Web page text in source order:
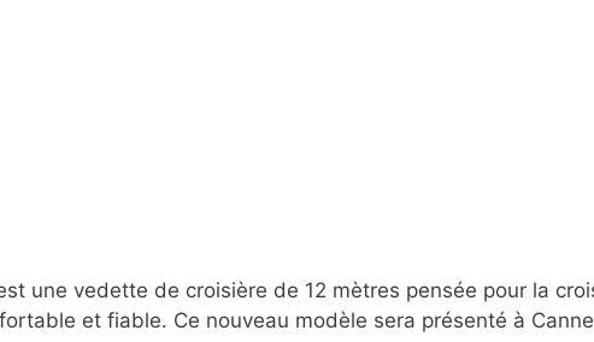
est une vedette de croisière de 12 mètres pensée pour la
et fiable. Ce nouveau modèle sera présenté à